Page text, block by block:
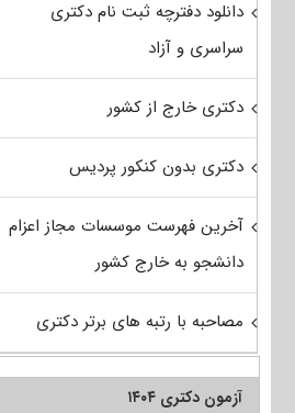
دانلود دفترچه ثبت نام دکتری
سراسری و آزاد
دکتری خارج از کشور
دکتری بدون کنکور پردیس
آخرین فهرست موسسات مجاز اعزام
دانشجو به خارج کشور
مصاحبه با رتبه های برتر دکتری
آزمون دکتری ۱۴۰۴